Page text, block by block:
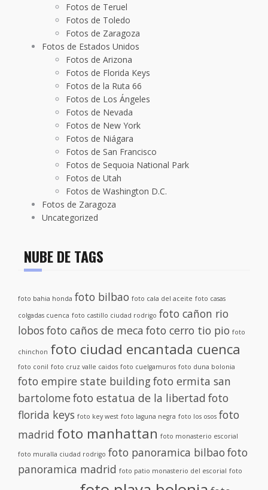
Fotos de Teruel
Fotos de Toledo
Fotos de Zaragoza
Fotos de Estados Unidos
Fotos de Arizona
Fotos de Florida Keys
Fotos de la Ruta 66
Fotos de Los Ángeles
Fotos de Nevada
Fotos de New York
Fotos de Niágara
Fotos de San Francisco
Fotos de Sequoia National Park
Fotos de Utah
Fotos de Washington D.C.
Fotos de Zaragoza
Uncategorized
NUBE DE TAGS
foto bahia honda foto bilbao foto cala del aceite foto casas
colgadas cuenca foto castillo ciudad rodrigo foto cañon rio
lobos foto caños de meca foto cerro tio pio foto
chinchon foto ciudad encantada cuenca
foto conil foto cruz valle caidos foto cuelgamuros foto duna bolonia
foto empire state buildingfoto ermita san
bartolomefoto estatua de la libertad foto
florida keys foto key west foto laguna negra foto los osos foto
madrid foto manhattan foto monasterio escorial
foto muralla ciudad rodrigo foto panoramica bilbao foto
panoramica madrid foto patio monasterio del escorial foto